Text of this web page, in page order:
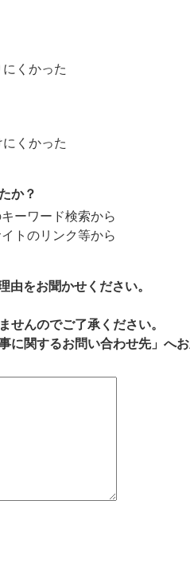
くかった
くかった
か？
ーワード検索から
トのリンク等から
由をお聞かせください。
せんのでご了承ください。
に関するお問い合わせ先」へ